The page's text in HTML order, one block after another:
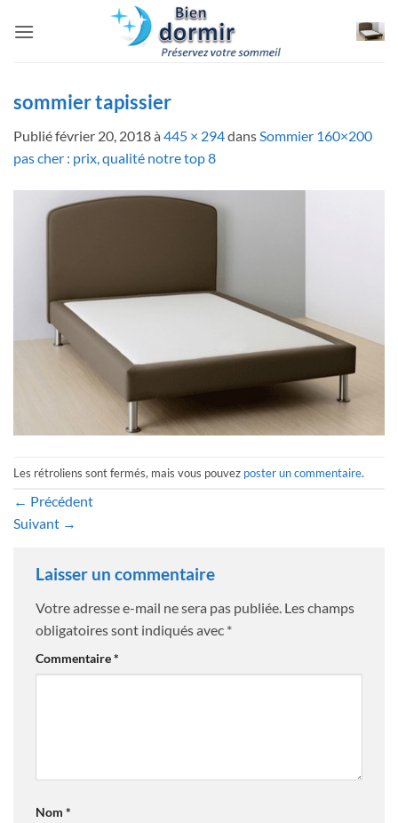
sommier tapissier
Publiéfévrier 20, 2018à 445 × 294dansSommier 160×200
pas cher : prix, qualité notre top 8
Les rétroliens sont fermés, mais vous pouvez poster un commentaire.
← Précédent
Suivant →
Laisser un commentaire
Votre adresse e-mail ne sera pas publiée. Les champs
obligatoires sont indiqués avec *
Commentaire*
Nom *